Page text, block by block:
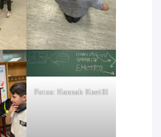
Fotos: Hannah Kneißl